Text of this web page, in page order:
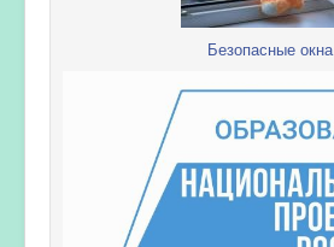
Безопасные окна